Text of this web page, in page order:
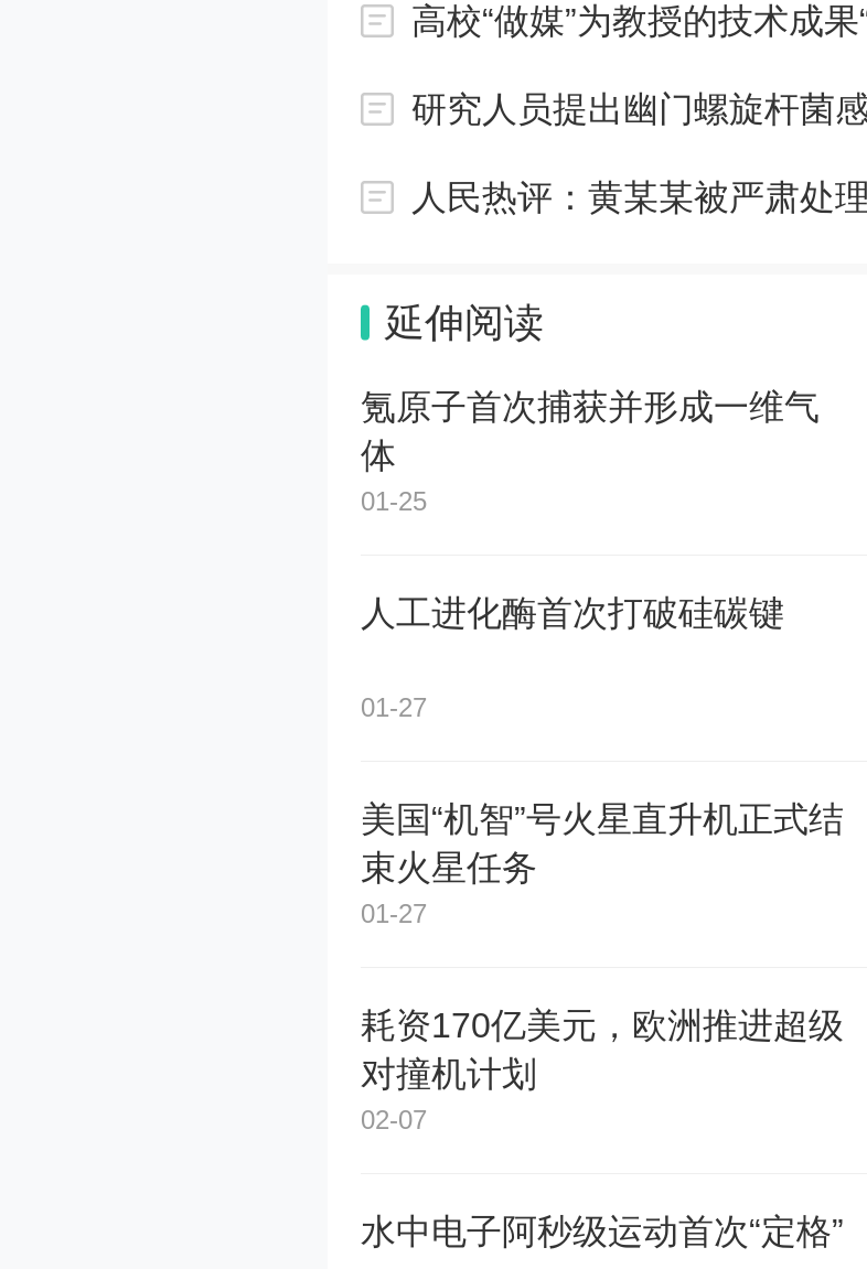
峻的现实问题：行政专业的专业
过，一切都得从零开始。我立刻
地开始了。
时我还有三位并肩作战的朋友。
同一个自习室里看书，大家在生
习，给原本枯燥的考研复习带来
趣。
样。为了使复习有条不紊地进
制定了完整而又切合实际的复习
题做一遍。英语除了记单词，还
篇阅读理解。至于专业课，就利
河北的7、8月是考验考研人
高校“做媒”为教授的技术成果
延伸阅读
氪原子首次捕获并形成一维气
体
01-25
人工进化酶首次打破硅碳键
01-27
美国“机智”号火星直升机正式结
束火星任务
01-27
耗资170亿美元，欧洲推进超级
对撞机计划
02-07
水中电子阿秒级运动首次“定格”